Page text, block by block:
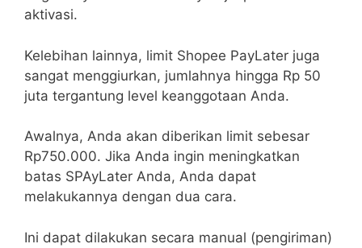
aktivasi.
Kelebihan lainnya, limit Shopee PayLater juga
sangat menggiurkan, jumlahnya hingga Rp 50
juta tergantung level keanggotaan Anda.
Awalnya, Anda akan diberikan limit sebesar
Rp750.000. Jika Anda ingin meningkatkan
batas SPAyLater Anda, Anda dapat
melakukannya dengan dua cara.
Ini dapat dilakukan secara manual (pengiriman)